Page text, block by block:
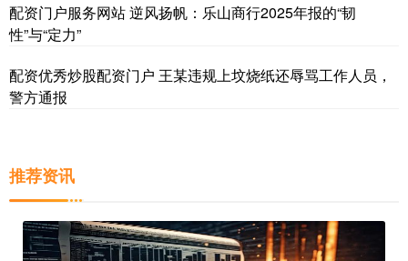
配资门户服务网站 逆风扬帆：乐山商行2025年报的“韧
性”与“定力”
配资优秀炒股配资门户 王某违规上坟烧纸还辱骂工作人员，
警方通报
推荐资讯